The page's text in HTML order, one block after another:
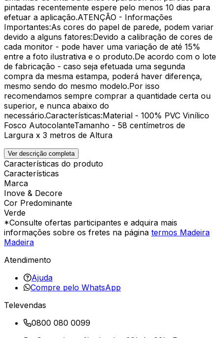
pintadas recentemente espere pelo menos 10 dias para
efetuar a aplicação.ATENÇÃO - Informações
Importantes:As cores do papel de parede, podem variar
devido a alguns fatores:Devido a calibração de cores de
cada monitor - pode haver uma variação de até 15%
entre a foto ilustrativa e o produto.De acordo com o lote
de fabricação - caso seja efetuada uma segunda
compra da mesma estampa, poderá haver diferença,
mesmo sendo do mesmo modelo.Por isso
recomendamos sempre comprar a quantidade certa ou
superior, e nunca abaixo do
necessário.Características:Material - 100% PVC Vinílico
Fosco AutocolanteTamanho - 58 centímetros de
Largura x 3 metros de Altura
Ver descrição completa
Características do produto
Características
Marca
Inove & Decore
Cor Predominante
Verde
*Consulte ofertas participantes e adquira mais
informações sobre os fretes na página termos Madeira
Madeira
Atendimento
Ajuda
Compre pelo WhatsApp
Televendas
0800 080 0099